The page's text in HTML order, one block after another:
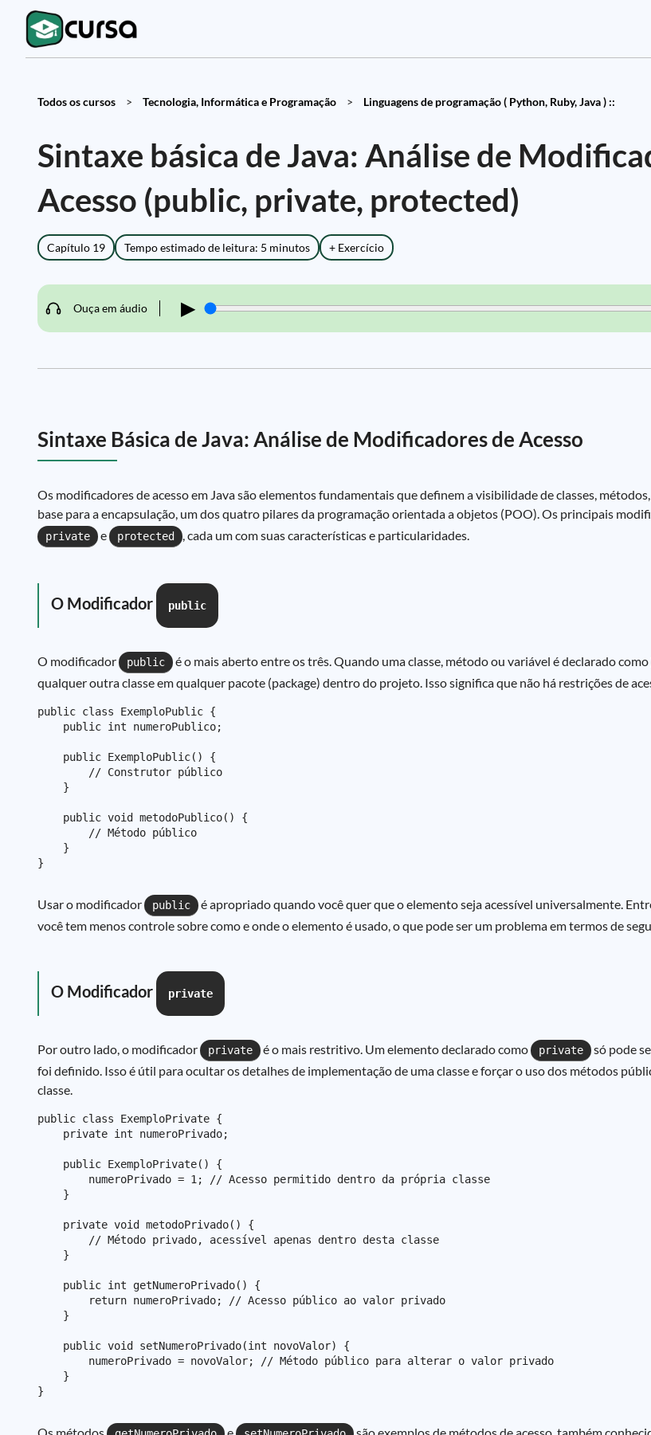
Todos os cursos > Tecnologia, Informática e Programação > Linguagens de programação ( Python, Ruby, Java ) ::
Sintaxe básica de Java: Análise de
Acesso (public, private, protected)
Capítulo 19 Tempo estimado de leitura: 5 minutos + Exercício
Ouça em áudio ▶
Sintaxe Básica de Java: Análise de Modificadores de Acesso
Os modificadores de acesso em Java são elementos fundamentais que definem a visibilidade de classes,
base para a encapsulação, um dos quatro pilares da programação orientada a objetos (POO). Os principais
private e protected , cada um com suas características e particularidades.
O Modificador public
O modificador public é o mais aberto entre os três. Quando uma classe, método ou variável é declarado como
qualquer outra classe em qualquer pacote (package) dentro do projeto. Isso significa que não há restrições de
public class ExemploPublic {
    public int numeroPublico;
    public ExemploPublic() {
        // Construtor público
    }
    public void metodoPublico() {
        // Método público
    }
Usar o modificador public
é apropriado quando você quer que o elemento seja acessível universalmente.
você tem menos controle sobre como e onde o elemento é usado, o que pode ser um problema em termos de
O Modificador private
Por outro lado, o modificador private é o mais restritivo. Um elemento declarado como private
só pode
foi definido. Isso é útil para ocultar os detalhes de implementação de uma classe e forçar o uso dos métodos
classe.
public class ExemploPrivate {
    private int numeroPrivado;
    public ExemploPrivate() {
        numeroPrivado = 1; // Acesso permitido dentro da própria classe
    }
    private void metodoPrivado() {
        // Método privado, acessível apenas dentro desta classe
    }
    public int getNumeroPrivado() {
        return numeroPrivado; // Acesso público ao valor privado
    }
    public void setNumeroPrivado(int novoValor) {
        numeroPrivado = novoValor; // Método público para alterar o valor privado
    }